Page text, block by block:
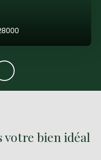
votre bien idéal